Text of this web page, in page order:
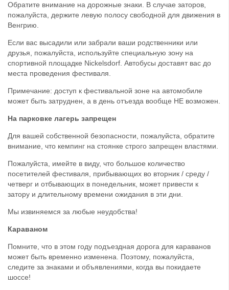
Обратите внимание на дорожные знаки. В случае заторов,
пожалуйста, держите левую полосу свободной для движения в
Венгрию.
Если вас высадили или забрали ваши родственники или
друзья, пожалуйста, используйте специальную зону на
спортивной площадке Nickelsdorf. Автобусы доставят вас до
места проведения фестиваля.
Примечание: доступ к фестивальной зоне на автомобиле
может быть затруднен, а в день отъезда вообще НЕ возможен.
На парковке лагерь запрещен
Для вашей собственной безопасности, пожалуйста, обратите
внимание, что кемпинг на стоянке строго запрещен властями.
Пожалуйста, имейте в виду, что большое количество
посетителей фестиваля, прибывающих во вторник / среду /
четверг и отбывающих в понедельник, может привести к
затору и длительному времени ожидания в эти дни.
Мы извиняемся за любые неудобства!
Караваном
Помните, что в этом году подъездная дорога для караванов
может быть временно изменена. Поэтому, пожалуйста,
следите за знаками и объявлениями, когда вы покидаете
шоссе!